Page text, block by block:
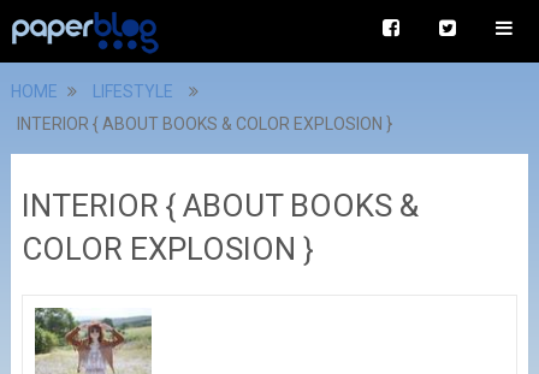
HOME
LIFESTYLE
INTERIOR { ABOUT BOOKS & COLOR EXPLOSION }
INTERIOR { ABOUT BOOKS &
COLOR EXPLOSION }